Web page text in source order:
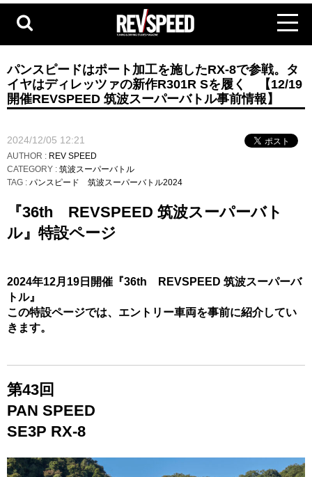
パンスピードはポート加工を施したRX-8で参戦。タ
イヤはディレッツァの新作R301R Sを履く 【12/19
開催REVSPEED 筑波スーパーバトル事前情報】
2024/12/05 12:21
AUTHOR : REV SPEED
CATEGORY : 筑波スーパーバトル
TAG : パンスピード 筑波スーパーバトル2024
『36th REVSPEED 筑波スーパーバト
ル』特設ページ
2024年12月19日開催 『36th REVSPEED 筑波スーパーバ
トル』
この特設ページでは、エントリー車両を事前に紹介してい
きます。
第43回
PAN SPEED
SE3P RX-8